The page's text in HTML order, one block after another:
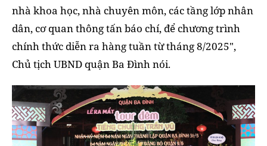
nhà khoa học, nhà chuyên môn, các tầng lớp nhân
dân, cơ quan thông tấn báo chí, để chương trình
chính thức diễn ra hàng tuần từ tháng 8/2025",
Chủ tịch UBND quận Ba Đình nói.